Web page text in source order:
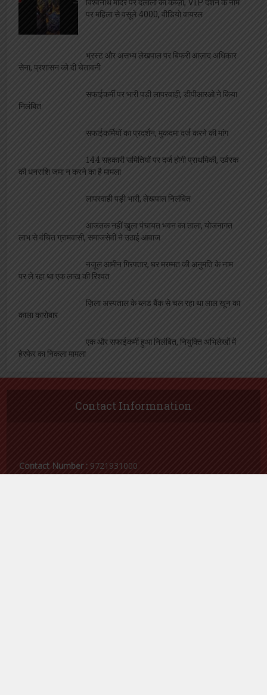
विश्वनाथ मंदिर पर दलालों का कब्ज़ा, VIP दर्शन के नाम
पर महिला से वसूले 4000, वीडियो वायरल
भ्रस्ट और असभ्य लेखपाल पर बिफरी आज़ाद अधिकार
सेना, प्रशासन को दी चेतावनी
सफाईकर्मी पर भारी पड़ी लापरवाही, डीपीआरओ ने किया
निलंबित
सफाईकर्मियों का प्रदर्शन, मुकदमा दर्ज करने की मांग
144 सहकारी समितियों पर दर्ज होगी प्राथमिकी, उर्वरक
की धनराशि जमा न करने का है मामला
लापरवाही पड़ी भारी, लेखपाल निलंबित
आजतक नहीं खुला पंचायत भवन का ताला, योजनागत
लाभ से वंचित ग्रामवासी, समाजसेवी ने उठाई आवाज
नजूल आमीन गिरफ्तार, घर मरम्मत की अनुमति के नाम
पर ले रहा था एक लाख की रिश्वत
ज़िला अस्पताल के ब्लड बैंक से चल रहा था लाल खून का
काला कारोबार
एक और सफाईकर्मी हुआ निलंबित, नियुक्ति अभिलेखों में
हेरफेर का निकला मामला
Contact Informnation
Contact Number : 9721931000